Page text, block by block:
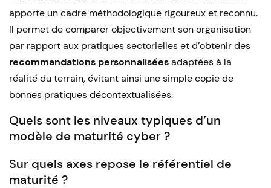
apporte un cadre méthodologique rigoureux et reconnu.
Il permet de comparer objectivement son organisation
par rapport aux pratiques sectorielles et d’obtenir des
recommandations personnaliséesadaptées à la
réalité du terrain, évitant ainsi une simple copie de
bonnes pratiques décontextualisées.
Quels sont les niveaux typiques d’un
modèle de maturité cyber ?
Sur quels axes repose le référentiel de
maturité ?